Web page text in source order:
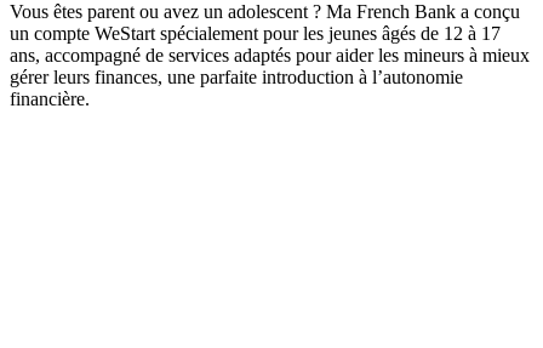
Vous êtes parent ou avez un adolescent ? Ma French Bank a conçu
un compte WeStart spécialement pour les jeunes âgés de 12 à 17
ans, accompagné de services adaptés pour aider les mineurs à mieux
gérer leurs finances, une parfaite introduction à l’autonomie
financière.